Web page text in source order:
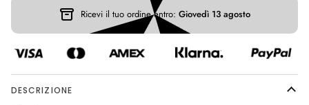
Ricevi il tuo ordine entro: Giovedì 13 agosto
DESCRIZIONE